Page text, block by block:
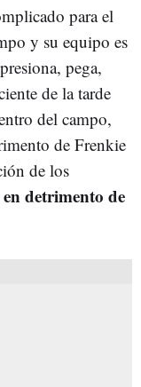
para el
y su equipo es
pega,
de la tarde
del campo,
de Frenkie
de los
detrimento de